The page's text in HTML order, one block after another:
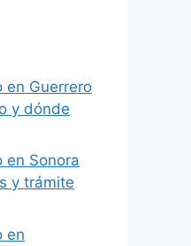
en Guerrero
y dónde
en Sonora
y trámite
en